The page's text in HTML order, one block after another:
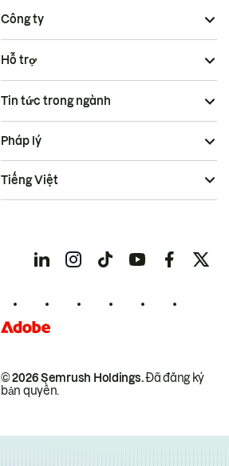
Công ty
Hỗ trợ
Tin tức trong ngành
© 2026 Semrush Holdings.Đã đăng ký
bản quyền.
Pháp lý
Tiếng Việt